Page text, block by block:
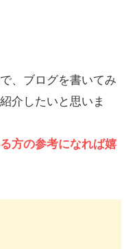
、ブログを書いてみ
介したいと思いま
方の参考になれば嬉